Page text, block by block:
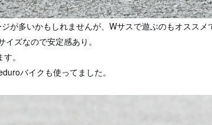
が多いかもしれませんが、Wサスで遊ぶのもオススメ
ズなので安定感あり。
。
バイクも使ってました。